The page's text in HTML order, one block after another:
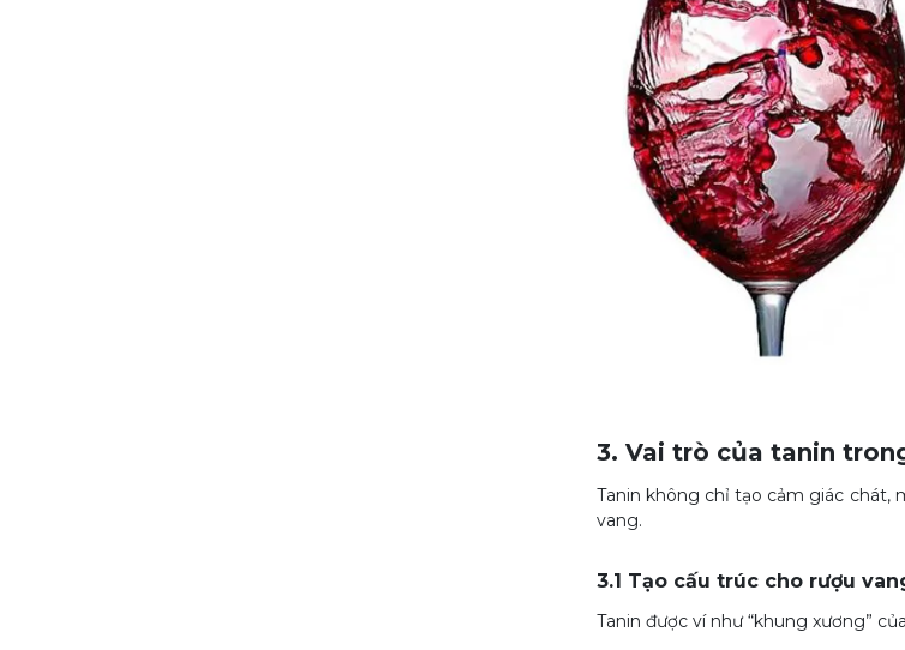
3. Vai trò của tanin
Tanin không chỉ tạo cảm giác chát,
vang.
3.1 Tạo cấu trúc cho rượu
Tanin được ví như “khung xương”